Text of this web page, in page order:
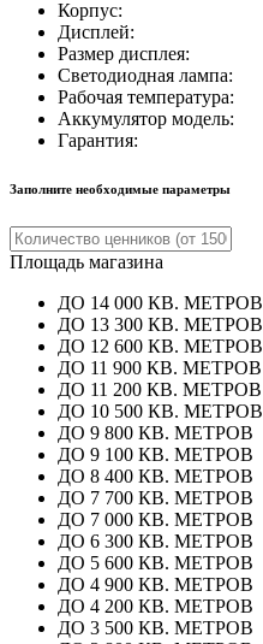
Корпус:
Дисплей:
Размер дисплея:
Светодиодная лампа:
Рабочая температура:
Аккумулятор модель:
Гарантия:
Заполните необходимые параметры
Площадь магазина
ДО 14 000 КВ. МЕТРОВ
ДО 13 300 КВ. МЕТРОВ
ДО 12 600 КВ. МЕТРОВ
ДО 11 900 КВ. МЕТРОВ
ДО 11 200 КВ. МЕТРОВ
ДО 10 500 КВ. МЕТРОВ
ДО 9 800 КВ. МЕТРОВ
ДО 9 100 КВ. МЕТРОВ
ДО 8 400 КВ. МЕТРОВ
ДО 7 700 КВ. МЕТРОВ
ДО 7 000 КВ. МЕТРОВ
ДО 6 300 КВ. МЕТРОВ
ДО 5 600 КВ. МЕТРОВ
ДО 4 900 КВ. МЕТРОВ
ДО 4 200 КВ. МЕТРОВ
ДО 3 500 КВ. МЕТРОВ